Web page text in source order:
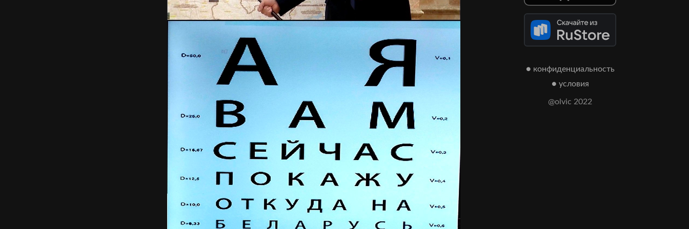
● конфиденциальность
● условия
@olvic 2022